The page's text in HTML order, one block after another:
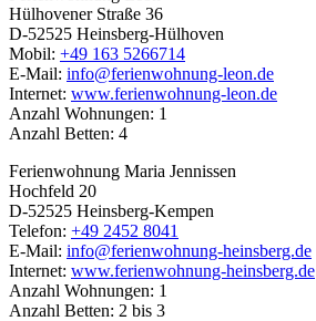
Hülhovener Straße 36
D-52525 Heinsberg-Hülhoven
Mobil: +49 163 5266714
E-Mail: info@ferienwohnung-leon.de
Internet: www.ferienwohnung-leon.de
Anzahl Wohnungen: 1
Anzahl Betten: 4
Ferienwohnung Maria Jennissen
Hochfeld 20
D-52525 Heinsberg-Kempen
Telefon: +49 2452 8041
E-Mail: info@ferienwohnung-heinsberg.de
Internet: www.ferienwohnung-heinsberg.de
Anzahl Wohnungen: 1
Anzahl Betten: 2 bis 3